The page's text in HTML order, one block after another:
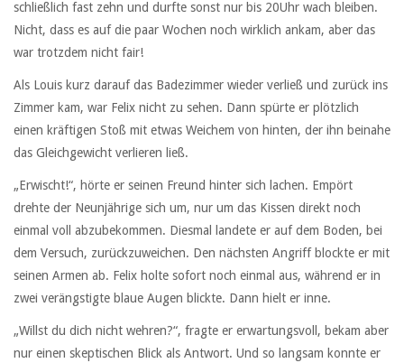
schließlich fast zehn und durfte sonst nur bis 20Uhr wach bleiben.
Nicht, dass es auf die paar Wochen noch wirklich ankam, aber das
war trotzdem nicht fair!
Als Louis kurz darauf das Badezimmer wieder verließ und zurück ins
Zimmer kam, war Felix nicht zu sehen. Dann spürte er plötzlich
einen kräftigen Stoß mit etwas Weichem von hinten, der ihn beinahe
das Gleichgewicht verlieren ließ.
„Erwischt!“, hörte er seinen Freund hinter sich lachen. Empört
drehte der Neunjährige sich um, nur um das Kissen direkt noch
einmal voll abzubekommen. Diesmal landete er auf dem Boden, bei
dem Versuch, zurückzuweichen. Den nächsten Angriff blockte er mit
seinen Armen ab. Felix holte sofort noch einmal aus, während er in
zwei verängstigte blaue Augen blickte. Dann hielt er inne.
„Willst du dich nicht wehren?“, fragte er erwartungsvoll, bekam aber
nur einen skeptischen Blick als Antwort. Und so langsam konnte er